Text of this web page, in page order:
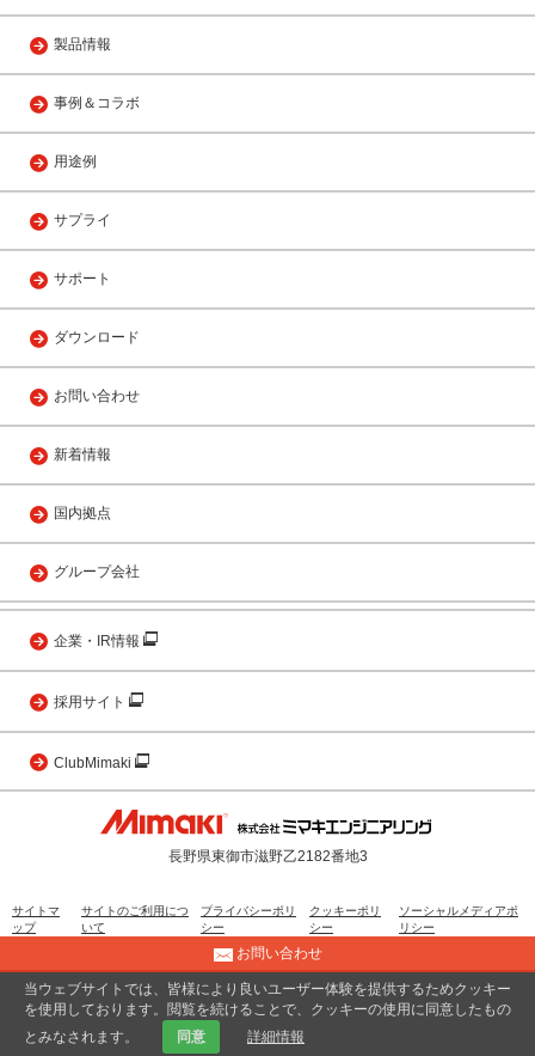
製品情報
事例＆コラボ
用途例
サプライ
サポート
ダウンロード
お問い合わせ
新着情報
国内拠点
グループ会社
企業・IR情報
採用サイト
ClubMimaki
長野県東御市滋野乙2182番地3
サイトマ
ップ
サイトのご利用につ
いて
プライバシーポリ
シー
クッキーポリ
シー
ソーシャルメディアポ
リシー
© 2001 MIMAKI ENGINEERING CO., LTD.
お問い合わせ
当ウェブサイトでは、皆様により良いユーザー体験を提供するためクッキー
を使用しております。閲覧を続けることで、クッキーの使用に同意したもの
とみなされます。
同意 詳細情報